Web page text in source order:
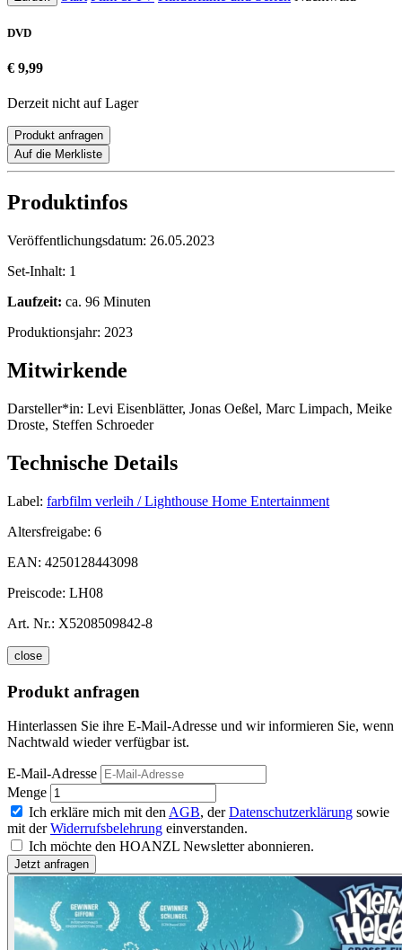
DVD
€ 9,99
Derzeit nicht auf Lager
Produkt anfragen
Auf die Merkliste
Produktinfos
Veröffentlichungsdatum: 26.05.2023
Set-Inhalt: 1
Laufzeit: ca. 96 Minuten
Produktionsjahr: 2023
Mitwirkende
Darsteller*in: Levi Eisenblätter, Jonas Oeßel, Marc Limpach, Meike
Droste, Steffen Schroeder
Technische Details
Label: farbfilm verleih / Lighthouse Home Entertainment
Altersfreigabe: 6
EAN: 4250128443098
Preiscode: LH08
Art. Nr.: X5208509842-8
close
Produkt anfragen
Hinterlassen Sie ihre E-Mail-Adresse und wir informieren Sie, wenn
Nachtwald wieder verfügbar ist.
E-Mail-Adresse
Menge
Ich erkläre mich mit den AGB, derDatenschutzerklärung sowie
mit derWiderrufsbelehrung einverstanden.
Ich möchte den HOANZL Newsletter abonnieren.